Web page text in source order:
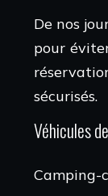
De nos
pour
sécurisés.
Véhicules
Camping-